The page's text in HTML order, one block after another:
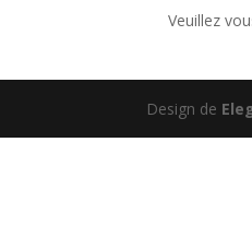
Veuillez
Design de